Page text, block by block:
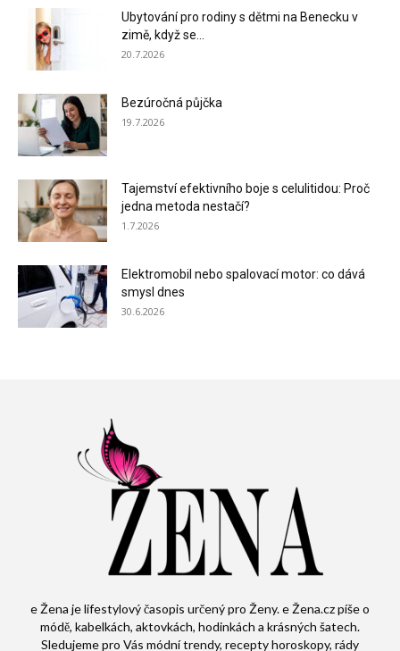
Ubytování pro rodiny s dětmi na Benecku v
zimě, když se...
20.7.2026
Bezúročná půjčka
19.7.2026
Tajemství efektivního boje s celulitidou: Proč
jedna metoda nestačí?
1.7.2026
Elektromobil nebo spalovací motor: co dává
smysl dnes
30.6.2026
e Žena je lifestylový časopis určený pro Ženy. e Žena.cz píše o
módě, kabelkách, aktovkách, hodinkách a krásných šatech.
Sledujeme pro Vás módní trendy, recepty horoskopy, rády